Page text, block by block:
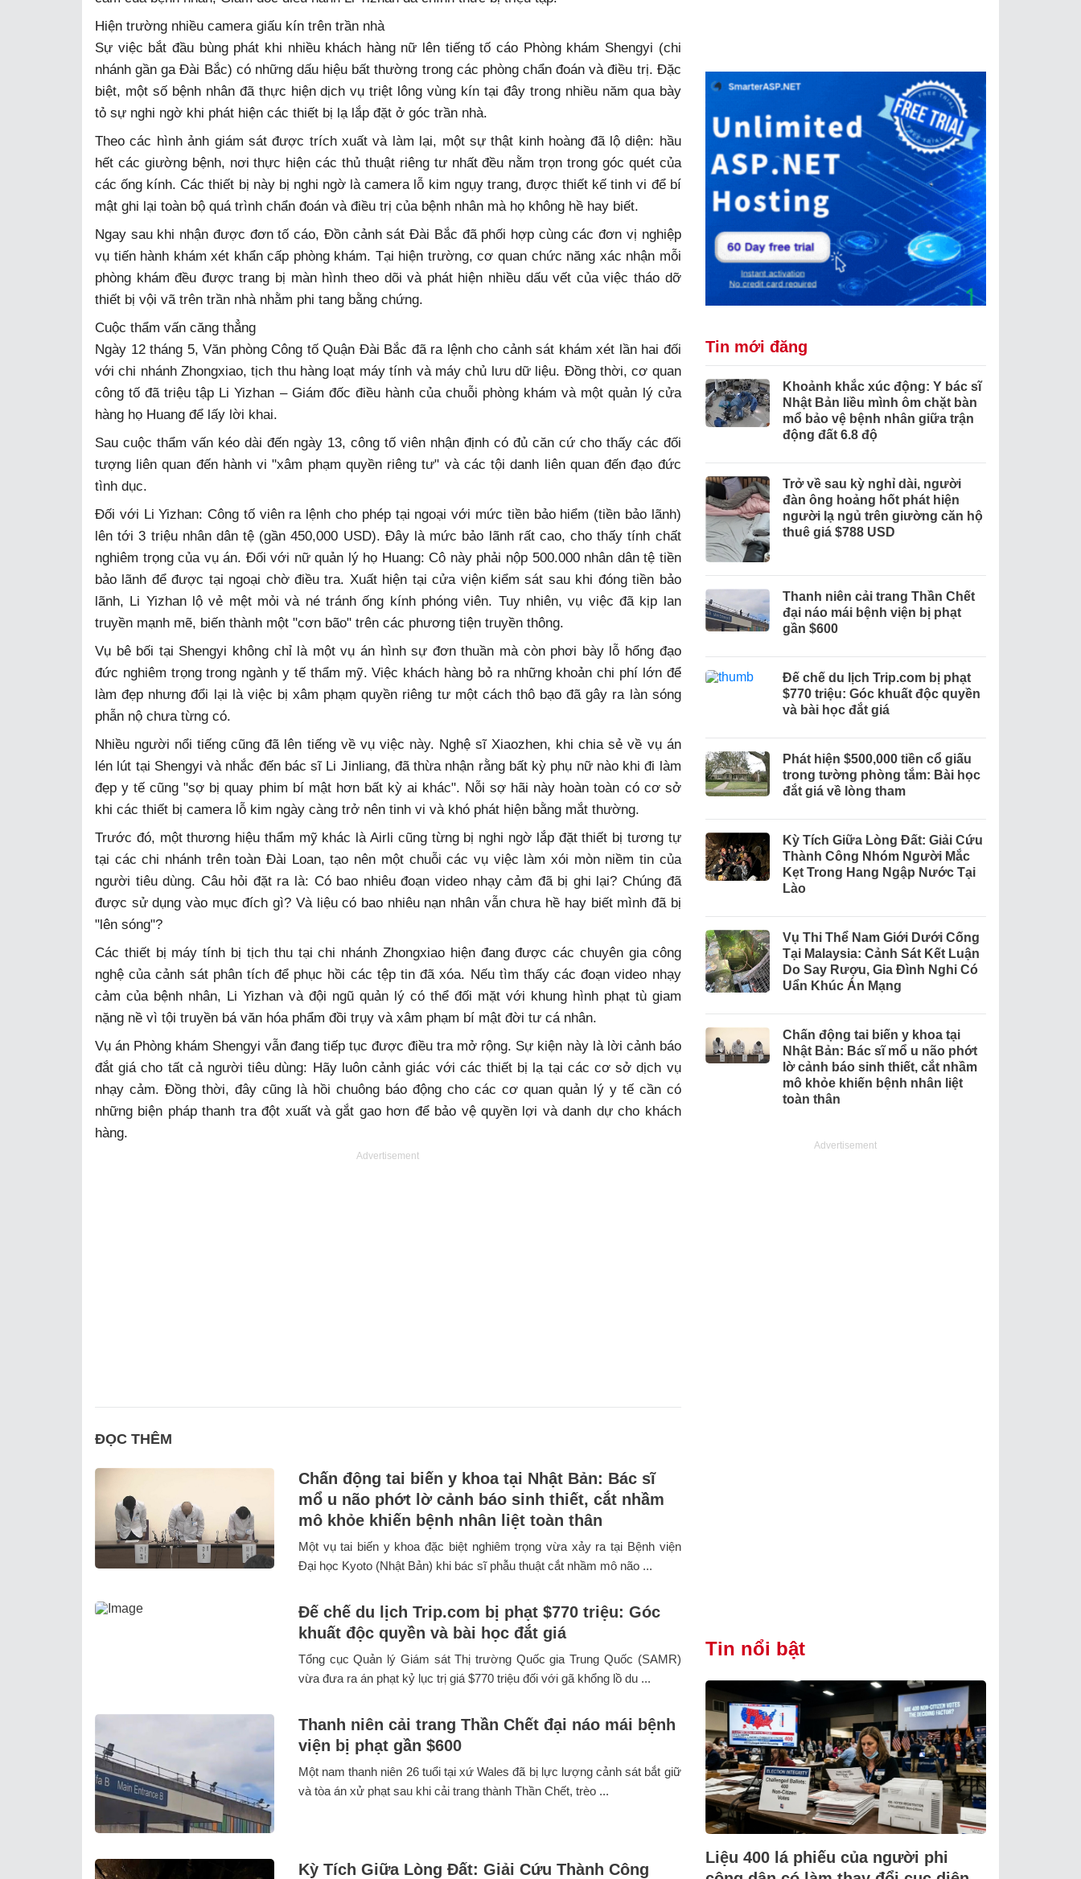
Hiện trường nhiều camera giấu kín trên trần nhà
Sự việc bắt đầu bùng phát khi nhiều khách hàng nữ lên tiếng tố cáo Phòng khám Shengyi (chi
nhánh gần ga Đài Bắc) có những dấu hiệu bất thường trong các phòng chẩn đoán và điều trị. Đặc
biệt, một số bệnh nhân đã thực hiện dịch vụ triệt lông vùng kín tại đây trong nhiều năm qua bày
tỏ sự nghi ngờ khi phát hiện các thiết bị lạ lắp đặt ở góc trần nhà.
Theo các hình ảnh giám sát được trích xuất và làm lại, một sự thật kinh hoàng đã lộ diện: hầu
hết các giường bệnh, nơi thực hiện các thủ thuật riêng tư nhất đều nằm trọn trong góc quét của
các ống kính. Các thiết bị này bị nghi ngờ là camera lỗ kim ngụy trang, được thiết kế tinh vi để bí
mật ghi lại toàn bộ quá trình chẩn đoán và điều trị của bệnh nhân mà họ không hề hay biết.
Ngay sau khi nhận được đơn tố cáo, Đồn cảnh sát Đài Bắc đã phối hợp cùng các đơn vị nghiệp
vụ tiến hành khám xét khẩn cấp phòng khám. Tại hiện trường, cơ quan chức năng xác nhận mỗi
phòng khám đều được trang bị màn hình theo dõi và phát hiện nhiều dấu vết của việc tháo dỡ
thiết bị vội vã trên trần nhà nhằm phi tang bằng chứng.
Cuộc thẩm vấn căng thẳng
Ngày 12 tháng 5, Văn phòng Công tố Quận Đài Bắc đã ra lệnh cho cảnh sát khám xét lần hai đối
với chi nhánh Zhongxiao, tịch thu hàng loạt máy tính và máy chủ lưu dữ liệu. Đồng thời, cơ quan
công tố đã triệu tập Li Yizhan – Giám đốc điều hành của chuỗi phòng khám và một quản lý cửa
hàng họ Huang để lấy lời khai.
Sau cuộc thẩm vấn kéo dài đến ngày 13, công tố viên nhận định có đủ căn cứ cho thấy các đối
tượng liên quan đến hành vi "xâm phạm quyền riêng tư" và các tội danh liên quan đến đạo đức
tình dục.
Đối với Li Yizhan: Công tố viên ra lệnh cho phép tại ngoại với mức tiền bảo hiểm (tiền bảo lãnh)
lên tới 3 triệu nhân dân tệ (gần 450,000 USD). Đây là mức bảo lãnh rất cao, cho thấy tính chất
nghiêm trọng của vụ án. Đối với nữ quản lý họ Huang: Cô này phải nộp 500.000 nhân dân tệ tiền
bảo lãnh để được tại ngoại chờ điều tra. Xuất hiện tại cửa viện kiểm sát sau khi đóng tiền bảo
lãnh, Li Yizhan lộ vẻ mệt mỏi và né tránh ống kính phóng viên. Tuy nhiên, vụ việc đã kịp lan
truyền mạnh mẽ, biến thành một "cơn bão" trên các phương tiện truyền thông.
Vụ bê bối tại Shengyi không chỉ là một vụ án hình sự đơn thuần mà còn phơi bày lỗ hổng đạo
đức nghiêm trọng trong ngành y tế thẩm mỹ. Việc khách hàng bỏ ra những khoản chi phí lớn để
làm đẹp nhưng đổi lại là việc bị xâm phạm quyền riêng tư một cách thô bạo đã gây ra làn sóng
phẫn nộ chưa từng có.
Nhiều người nổi tiếng cũng đã lên tiếng về vụ việc này. Nghệ sĩ Xiaozhen, khi chia sẻ về vụ án
lén lút tại Shengyi và nhắc đến bác sĩ Li Jinliang, đã thừa nhận rằng bất kỳ phụ nữ nào khi đi làm
đẹp y tế cũng "sợ bị quay phim bí mật hơn bất kỳ ai khác". Nỗi sợ hãi này hoàn toàn có cơ sở
khi các thiết bị camera lỗ kim ngày càng trở nên tinh vi và khó phát hiện bằng mắt thường.
Trước đó, một thương hiệu thẩm mỹ khác là Airli cũng từng bị nghi ngờ lắp đặt thiết bị tương tự
tại các chi nhánh trên toàn Đài Loan, tạo nên một chuỗi các vụ việc làm xói mòn niềm tin của
người tiêu dùng. Câu hỏi đặt ra là: Có bao nhiêu đoạn video nhạy cảm đã bị ghi lại? Chúng đã
được sử dụng vào mục đích gì? Và liệu có bao nhiêu nạn nhân vẫn chưa hề hay biết mình đã bị
"lên sóng"?
Các thiết bị máy tính bị tịch thu tại chi nhánh Zhongxiao hiện đang được các chuyên gia công
nghệ của cảnh sát phân tích để phục hồi các tệp tin đã xóa. Nếu tìm thấy các đoạn video nhạy
cảm của bệnh nhân, Li Yizhan và đội ngũ quản lý có thể đối mặt với khung hình phạt tù giam
nặng nề vì tội truyền bá văn hóa phẩm đồi trụy và xâm phạm bí mật đời tư cá nhân.
Vụ án Phòng khám Shengyi vẫn đang tiếp tục được điều tra mở rộng. Sự kiện này là lời cảnh báo
đắt giá cho tất cả người tiêu dùng: Hãy luôn cảnh giác với các thiết bị lạ tại các cơ sở dịch vụ
nhạy cảm. Đồng thời, đây cũng là hồi chuông báo động cho các cơ quan quản lý y tế cần có
những biện pháp thanh tra đột xuất và gắt gao hơn để bảo vệ quyền lợi và danh dự cho khách
hàng.
Advertisement
ĐỌC THÊM
Chấn động tai biến y khoa tại Nhật Bản: Bác sĩ
mổ u não phớt lờ cảnh báo sinh thiết, cắt nhầm
mô khỏe khiến bệnh nhân liệt toàn thân
Một vụ tai biến y khoa đặc biệt nghiêm trọng vừa xảy ra tại Bệnh viện
Đại học Kyoto (Nhật Bản) khi bác sĩ phẫu thuật cắt nhầm mô não ...
Đế chế du lịch Trip.com bị phạt $770 triệu: Góc
khuất độc quyền và bài học đắt giá
Tổng cục Quản lý Giám sát Thị trường Quốc gia Trung Quốc (SAMR)
vừa đưa ra án phạt kỷ lục trị giá $770 triệu đối với gã khổng lồ du ...
Thanh niên cải trang Thần Chết đại náo mái bệnh
viện bị phạt gần $600
Một nam thanh niên 26 tuổi tại xứ Wales đã bị lực lượng cảnh sát bắt giữ
và tòa án xử phạt sau khi cải trang thành Thần Chết, trèo ...
Kỳ Tích Giữa Lòng Đất: Giải Cứu Thành Công
Tin mới đăng
Khoảnh khắc xúc động: Y bác sĩ
Nhật Bản liều mình ôm chặt bàn
mổ bảo vệ bệnh nhân giữa trận
động đất 6.8 độ
Trở về sau kỳ nghỉ dài, người
đàn ông hoảng hốt phát hiện
người lạ ngủ trên giường căn hộ
thuê giá $788 USD
Thanh niên cải trang Thần Chết
đại náo mái bệnh viện bị phạt
gần $600
Đế chế du lịch Trip.com bị phạt
$770 triệu: Góc khuất độc quyền
và bài học đắt giá
Phát hiện $500,000 tiền cổ giấu
trong tường phòng tắm: Bài học
đắt giá về lòng tham
Kỳ Tích Giữa Lòng Đất: Giải Cứu
Thành Công Nhóm Người Mắc
Kẹt Trong Hang Ngập Nước Tại
Lào
Vụ Thi Thể Nam Giới Dưới Cống
Tại Malaysia: Cảnh Sát Kết Luận
Do Say Rượu, Gia Đình Nghi Có
Uẩn Khúc Án Mạng
Chấn động tai biến y khoa tại
Nhật Bản: Bác sĩ mổ u não phớt
lờ cảnh báo sinh thiết, cắt nhầm
mô khỏe khiến bệnh nhân liệt
toàn thân
Advertisement
Tin nổi bật
Liệu 400 lá phiếu của người phi